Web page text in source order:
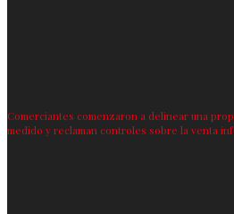
Comerciantes comenzaron a delinear una
medido y reclaman controles sobre la venta